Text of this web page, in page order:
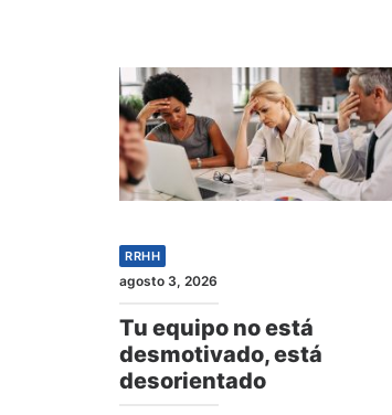
RRHH
agosto 3, 2026
Tu equipo no está
desmotivado, está
desorientado